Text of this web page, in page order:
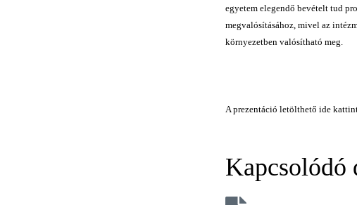
egyetem elegendő bevételt tud
megvalósításához, mivel az
környezetben valósítható meg.
A prezentáció letölthető ide
Kapcsolódó